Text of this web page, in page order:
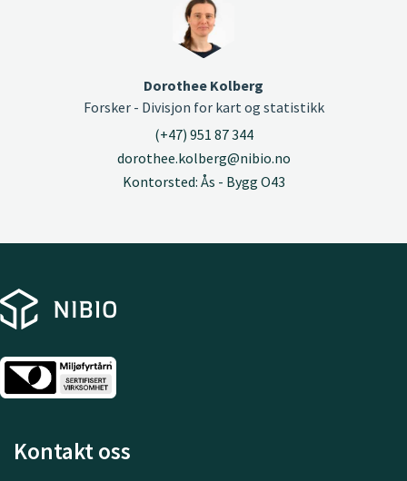
Dorothee Kolberg
Forsker - Divisjon for kart og statistikk
(+47) 951 87 344
dorothee.kolberg@nibio.no
Kontorsted: Ås - Bygg O43
Kontakt oss